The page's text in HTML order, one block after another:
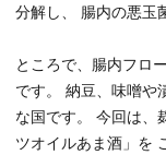
分解し、 腸内の悪玉
ところで、腸内フロ
です。 納豆、味噌や
な国です。 今回は、
ツオイルあま酒」を